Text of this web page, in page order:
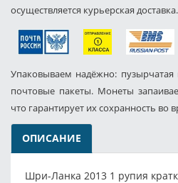
осуществляется курьерская доставка.
Упаковываем надёжно:
почтовые пакеты. Монеты
что гарантирует их сохранность во
ОПИСАНИЕ
Шри-Ланка 2013 1 рупия